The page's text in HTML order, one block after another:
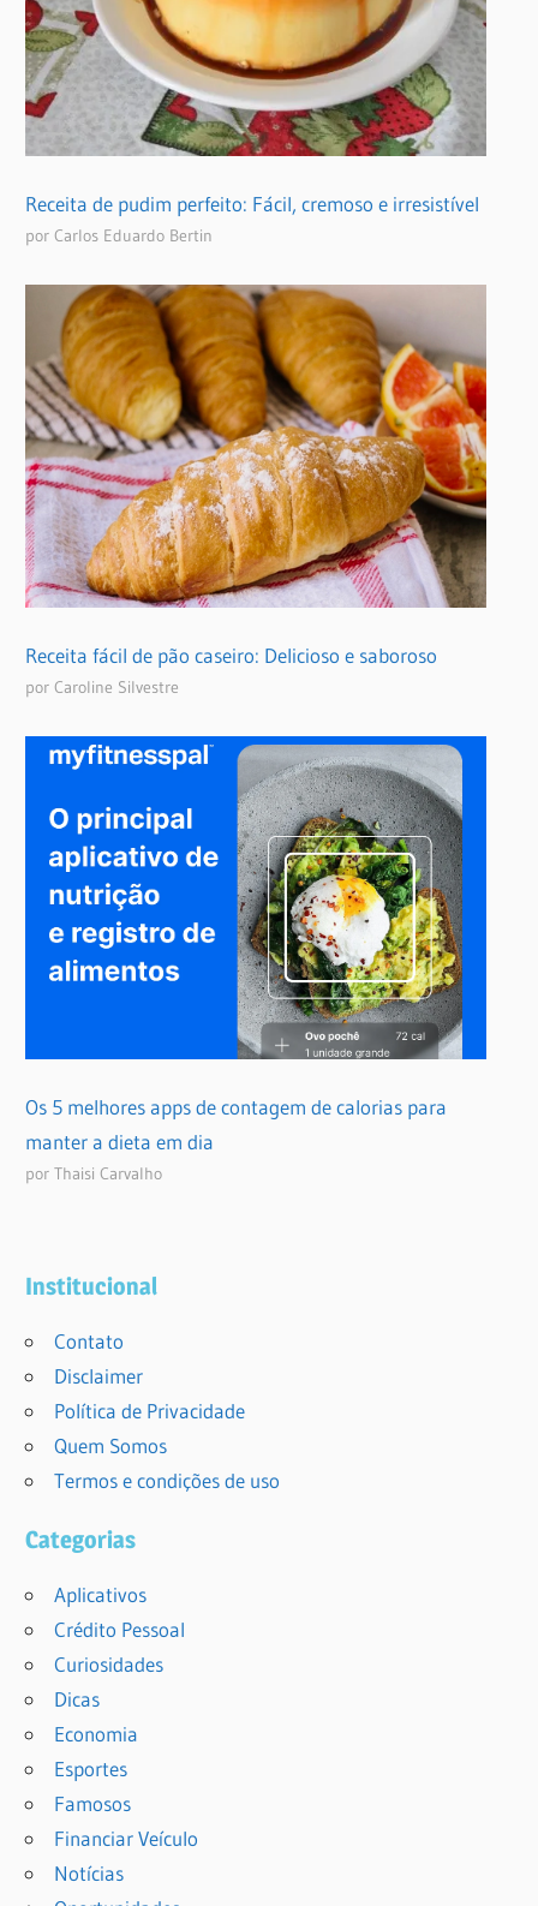
Receita de pudim perfeito: Fácil, cremoso e irresistível
por Carlos Eduardo Bertin
Receita fácil de pão caseiro: Delicioso e saboroso
por Caroline Silvestre
Os 5 melhores apps de contagem de calorias para
manter a dieta em dia
por Thaisi Carvalho
Institucional
Contato
Disclaimer
Política de Privacidade
Quem Somos
Termos e condições de uso
Categorias
Aplicativos
Crédito Pessoal
Curiosidades
Dicas
Economia
Esportes
Famosos
Financiar Veículo
Notícias